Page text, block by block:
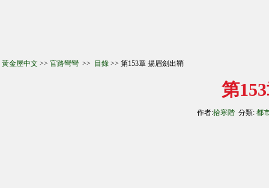
黃金屋中文 >> 官路彎彎 >> 目錄 >> 第153章 揚眉劍出鞘
第
作者:拾寒階 分類: 都